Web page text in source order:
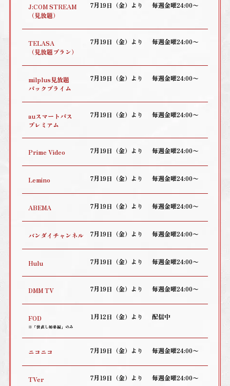
J:COM STREAM
（見放題）
7月19日（金）より 毎週金曜24:00〜
TELASA
（見放題プラン）
7月19日（金）より 毎週金曜24:00〜
milplus見放題
パックプライム
7月19日（金）より 毎週金曜24:00〜
auスマートパス
プレミアム
7月19日（金）より 毎週金曜24:00〜
Prime Video 7月19日（金）より 毎週金曜24:00〜
Lemino 7月19日（金）より 毎週金曜24:00〜
ABEMA 7月19日（金）より 毎週金曜24:00〜
バンダイチャンネル 7月19日（金）より 毎週金曜24:00〜
Hulu 7月19日（金）より 毎週金曜24:00〜
DMM TV 7月19日（金）より 毎週金曜24:00〜
FOD
※「世直し姉弟編」のみ
1月12日（金）より 配信中
ニコニコ 7月19日（金）より 毎週金曜24:00〜
TVer 7月19日（金）より 毎週金曜24:00〜